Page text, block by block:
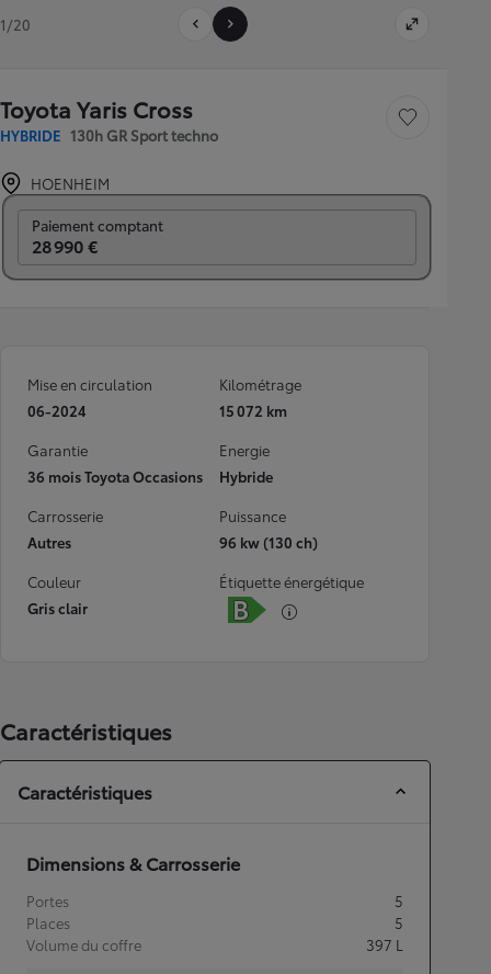
1/20
Toyota Yaris Cross
HYBRIDE 130h GR Sport techno
Sauvegarder le
HOENHEIM
Paiement comptant
28 990 €
Mise en circulation
06-2024
Kilométrage
15 072 km
Garantie
36 mois Toyota Occasions
Energie
Hybride
Carrosserie
Autres
Puissance
96 kw (130 ch)
Couleur
Gris clair
Étiquette énergétique
Caractéristiques
Caractéristiques
Dimensions & Carrosserie
Portes
5
Places
5
Volume du coffre
397 L